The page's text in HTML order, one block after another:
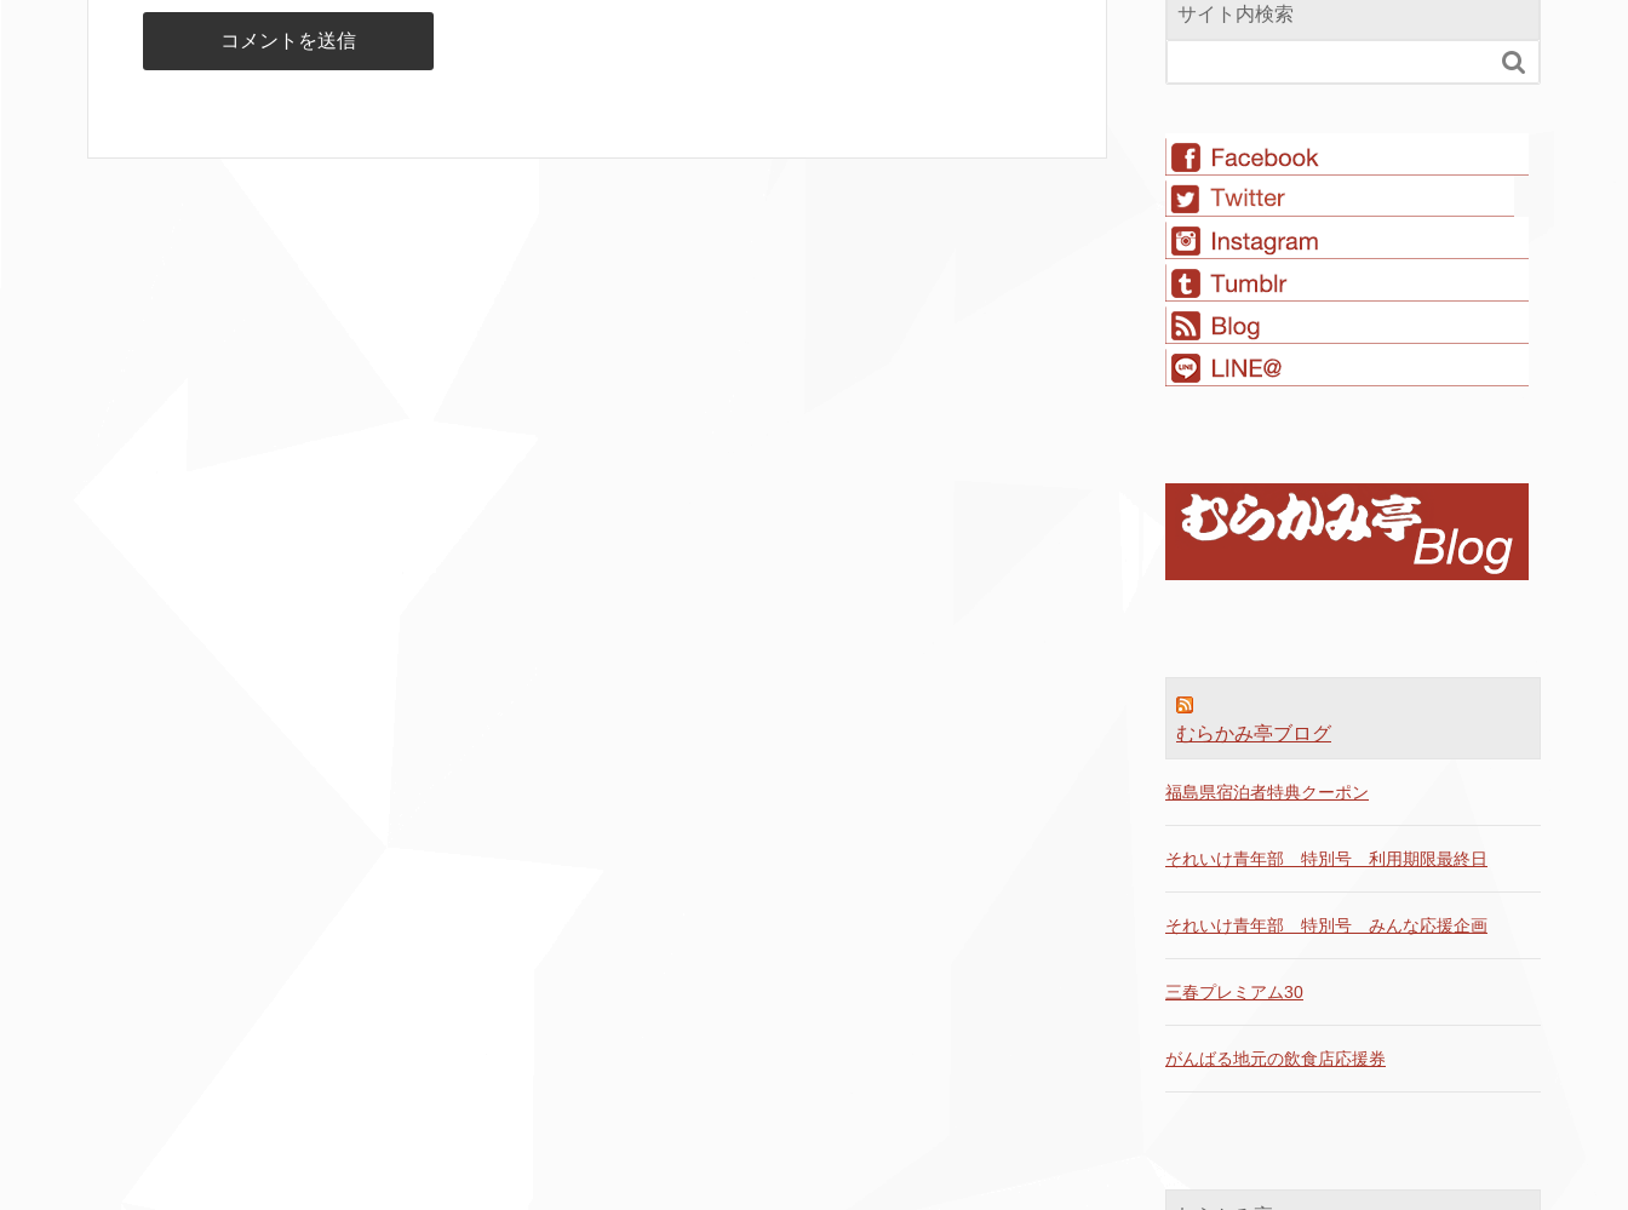
サイト内検索

むらかみ亭ブログ
福島県宿泊者特典クーポン
それいけ青年部 特別号 利用期限最終日
それいけ青年部 特別号 みんな応援企画
三春プレミアム30
がんばる地元の飲食店応援券